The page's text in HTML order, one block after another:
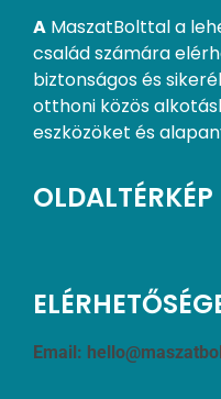
A MaszatBolttal a
család számára
biztonságos és
otthoni közös
eszközöket és
OLDALTÉRKÉP
Email: